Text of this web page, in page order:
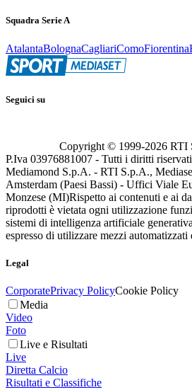
Squadra Serie A
AtalantaBolognaCagliariComoFiorentina
Seguici su
Copyright © 1999-2026 RTI
P.Iva 03976881007 - Tutti i diritti
Mediamond S.p.A. - RTI S.p.A.,
Amsterdam (Paesi Bassi) - Uffici Viale
Monzese (MI)Rispetto ai contenuti e ai
riprodotti è vietata ogni utilizzazione
sistemi di intelligenza artificiale
espresso di utilizzare mezzi automatizzati
Legal
CorporatePrivacy PolicyCookie Policy
Media
Video
Foto
Live e Risultati
Live
Diretta Calcio
Risultati e Classifiche